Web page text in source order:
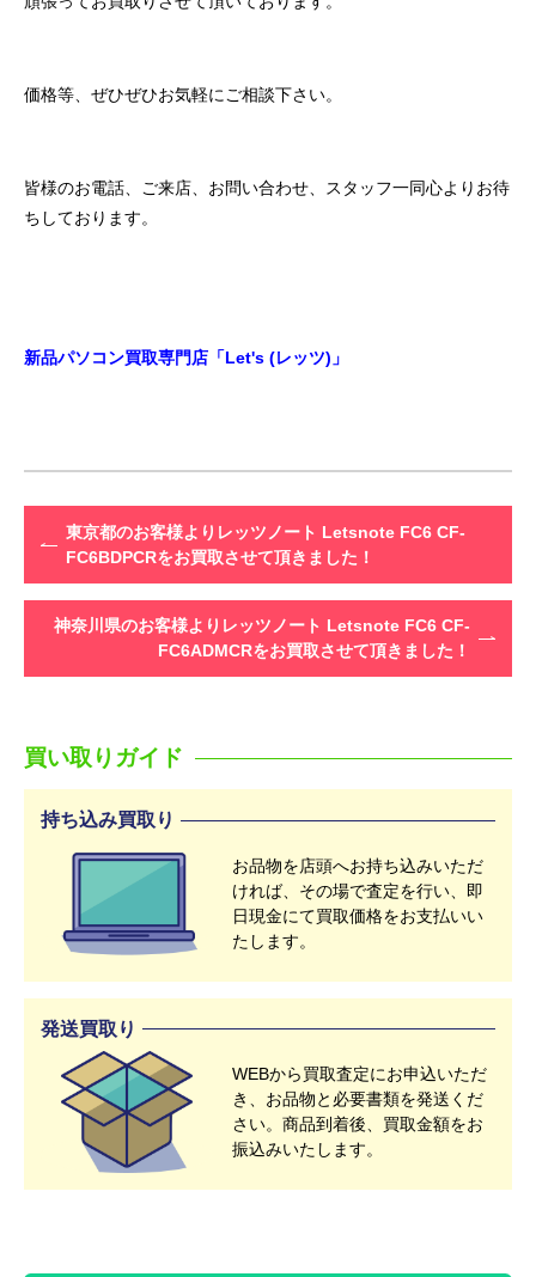
価格等、ぜひぜひお気軽にご相談下さい。
皆様のお電話、ご来店、お問い合わせ、スタッフ一同心よりお待
ちしております。
新品パソコン買取専門店「Let's (レッツ)」
東京都のお客様よりレッツノート Letsnote FC6 CF-
FC6BDPCRをお買取させて頂きました！
神奈川県のお客様よりレッツノート Letsnote FC6 CF-
FC6ADMCRをお買取させて頂きました！
買い取りガイド
持ち込み買取り
お品物を店頭へお持ち込みいただ
ければ、その場で査定を行い、即
日現金にて買取価格をお支払いい
たします。
発送買取り
WEBから買取査定にお申込いただ
き、お品物と必要書類を発送くだ
さい。商品到着後、買取金額をお
振込みいたします。